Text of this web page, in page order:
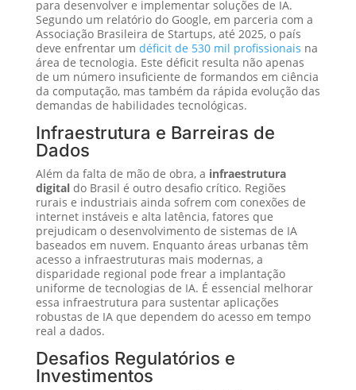
para desenvolver e implementar soluções de IA.
Segundo um relatório do Google, em parceria com a
Associação Brasileira de Startups, até 2025, o país
deve enfrentar um déficit de 530 mil profissionais na
área de tecnologia. Este déficit resulta não apenas
de um número insuficiente de formandos em ciência
da computação, mas também da rápida evolução das
demandas de habilidades tecnológicas.
Infraestrutura e Barreiras de
Dados
Além da falta de mão de obra, a infraestrutura
digitaldo Brasil é outro desafio crítico. Regiões
rurais e industriais ainda sofrem com conexões de
internet instáveis e alta latência, fatores que
prejudicam o desenvolvimento de sistemas de IA
baseados em nuvem. Enquanto áreas urbanas têm
acesso a infraestruturas mais modernas, a
disparidade regional pode frear a implantação
uniforme de tecnologias de IA. É essencial melhorar
essa infraestrutura para sustentar aplicações
robustas de IA que dependem do acesso em tempo
real a dados.
Desafios Regulatórios e
Investimentos